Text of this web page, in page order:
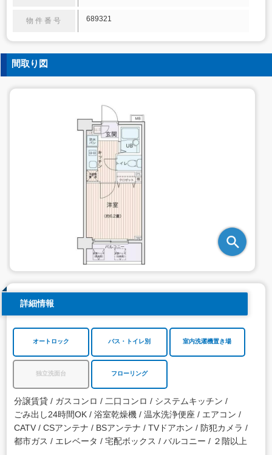
物件番号 689321
間取り図
詳細情報
オートロック バス・トイレ別 室内洗濯機置き場
独立洗面台 フローリング
分譲賃貸 ガスコンロ 二口コンロ
システムキッチン
ごみ出し24時間OK
浴室乾燥機 温水洗浄便座
エアコン
CATV
CSアンテナ BSアンテナ TVドアホン
防犯カメラ
都市ガス
エレベータ 宅配ボックス バルコニー ２階以上